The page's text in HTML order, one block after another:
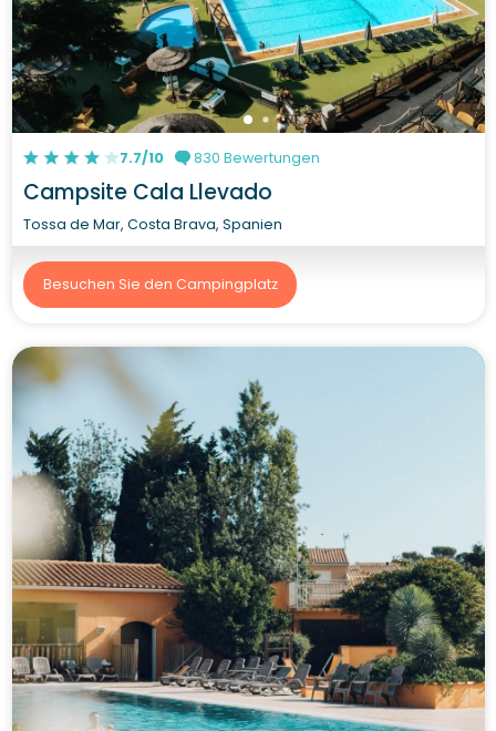
7.7/10 830 Bewertungen
Campsite Cala Llevado
Tossa de Mar, Costa Brava, Spanien
Besuchen Sie den Campingplatz